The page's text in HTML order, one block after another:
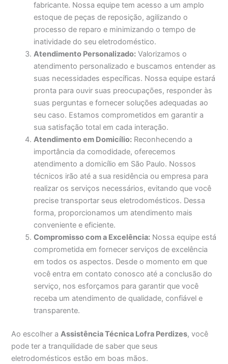
fabricante. Nossa equipe tem acesso a um amplo
estoque de peças de reposição, agilizando o
processo de reparo e minimizando o tempo de
inatividade do seu eletrodoméstico.
Atendimento Personalizado: Valorizamos o
atendimento personalizado e buscamos entender as
suas necessidades específicas. Nossa equipe estará
pronta para ouvir suas preocupações, responder às
suas perguntas e fornecer soluções adequadas ao
seu caso. Estamos comprometidos em garantir a
sua satisfação total em cada interação.
Atendimento em Domicílio: Reconhecendo a
importância da comodidade, oferecemos
atendimento a domicílio em São Paulo. Nossos
técnicos irão até a sua residência ou empresa para
realizar os serviços necessários, evitando que você
precise transportar seus eletrodomésticos. Dessa
forma, proporcionamos um atendimento mais
conveniente e eficiente.
Compromisso com a Excelência: Nossa equipe está
comprometida em fornecer serviços de excelência
em todos os aspectos. Desde o momento em que
você entra em contato conosco até a conclusão do
serviço, nos esforçamos para garantir que você
receba um atendimento de qualidade, confiável e
transparente.
Ao escolher aAssistência Técnica Lofra Perdizes, você
pode ter a tranquilidade de saber que seus
eletrodomésticos estão em boas mãos.